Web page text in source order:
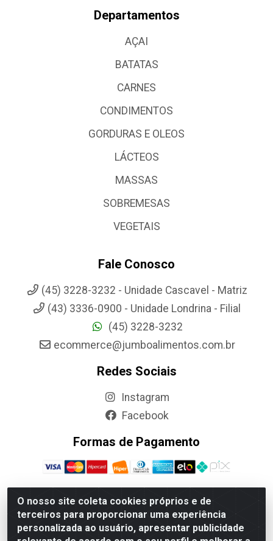
O nosso site coleta cookies próprios e de
terceiros para proporcionar uma experiência
personalizada ao usuário, apresentar publicidade
Departamentos
AÇAI
BATATAS
CARNES
CONDIMENTOS
GORDURAS E OLEOS
LÁCTEOS
MASSAS
SOBREMESAS
VEGETAIS
Fale Conosco
(45) 3228-3232 - Unidade Cascavel - Matriz
(43) 3336-0900 - Unidade Londrina - Filial
(45) 3228-3232
ecommerce@jumboalimentos.com.br
Redes Sociais
Instagram
Facebook
Formas de Pagamento
Jumbo Alimentos Cascavel - Matriz - Rua Itatiba Do Sul, 161 -
Santos Dumont, Cascavel-PR - CEP 85804-700- CNPJ